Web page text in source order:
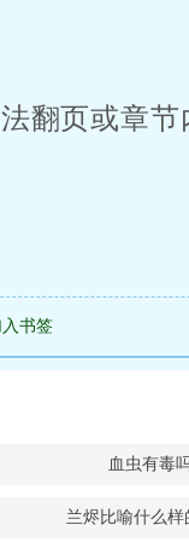
翻页或章节
入书签
血虫有毒
兰烬比喻什么样